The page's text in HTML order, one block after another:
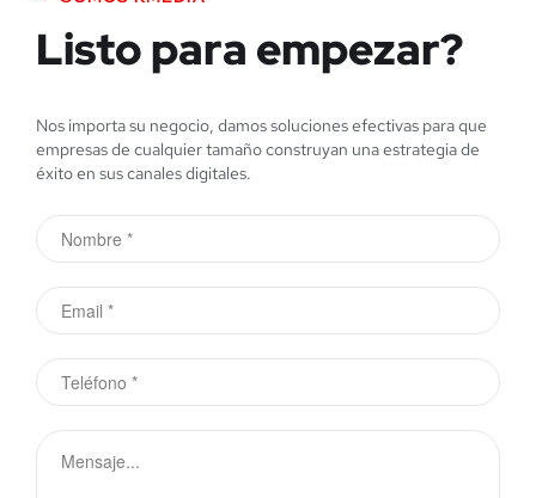
Listo para empezar?
Nos importa su negocio, damos soluciones efectivas para que
empresas de cualquier tamaño construyan una estrategia de
éxito en sus canales digitales.